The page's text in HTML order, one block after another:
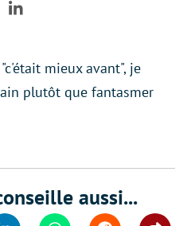
LinkedIn
mieux avant", je
plutôt que fantasmer
aussi...